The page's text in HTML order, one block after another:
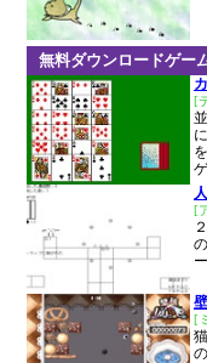
無料ダウンロードゲー
[
[
[